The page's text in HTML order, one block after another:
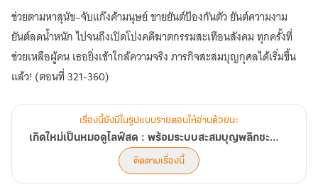
ชะตา
ช่วยตามหาสุนัข–จับแก๊งค้ามนุษย์ ขายยันต์ป้องกันตัว ยันต์ความงาม
ยันต์ลดน้ำหนัก ไปจนถึงเปิดโปงคดีฆาตกรรมสะเทือนสังคม ทุกครั้งที่
ช่วยเหลือผู้คน เธอยิ่งเข้าใกล้ความจริง ภารกิจสะสมบุญกุศลได้เริ่มขึ้น
แล้ว! (ตอนที่ 321-360)
เรื่องนี้ยังมีในรูปแบบรายตอนให้อ่านด้วยนะ
เกิดใหม่เป็นหมอดูไลฟ์สด : พร้อมระบบสะสมบุญพลิกชะตา
ติดตามเรื่องนี้